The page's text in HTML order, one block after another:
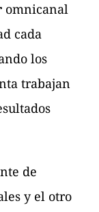
omnicanal
cada
los
trabajan
de
y el otro